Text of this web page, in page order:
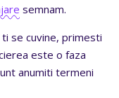
semnam.
ti se cuvine, primesti
este o faza
anumiti termeni